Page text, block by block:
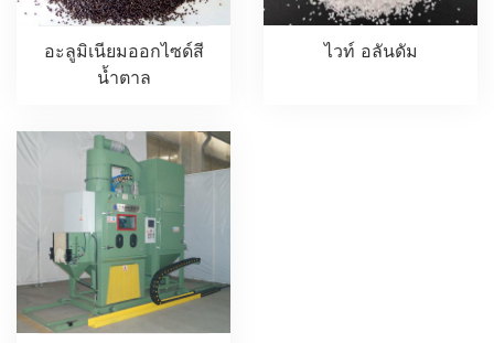
อะลูมิเนียมออกไซด์สี
น้ำตาล
ไวท์ อลันดัม